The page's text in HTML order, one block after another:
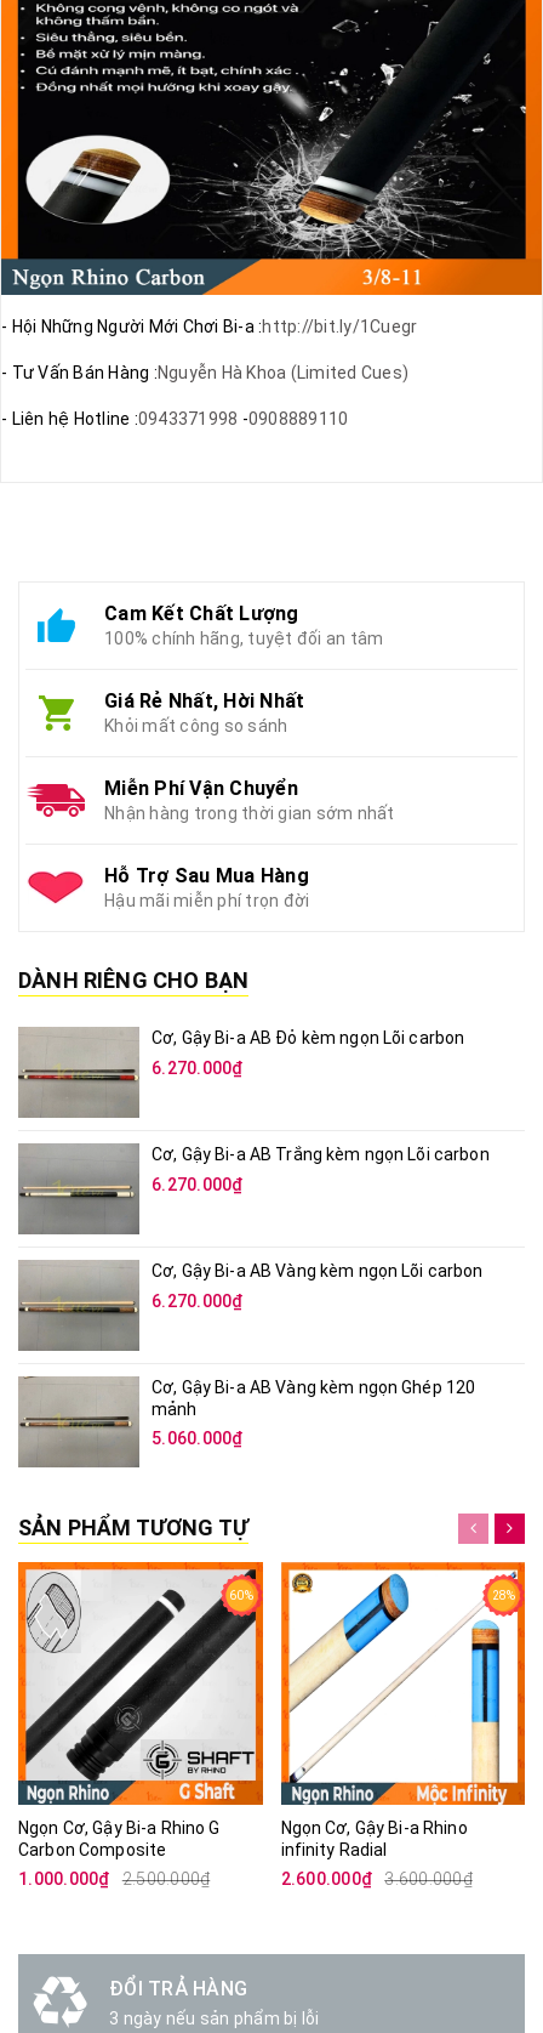
- Hội Những Người Mới Chơi Bi-a :http://bit.ly/1Cuegr
- Tư Vấn Bán Hàng :Nguyễn Hà Khoa (Limited Cues)
- Liên hệ Hotline :0943371998 -0908889110
Cam Kết Chất Lượng
100% chính hãng, tuyệt đối an tâm
Giá Rẻ Nhất, Hời Nhất
Khỏi mất công so sánh
Miễn Phí Vận Chuyển
Nhận hàng trong thời gian sớm nhất
Hỗ Trợ Sau Mua Hàng
Hậu mãi miễn phí trọn đời
DÀNH RIÊNG CHO BẠN
Cơ, Gậy Bi-a AB Đỏ kèm ngọn Lõi carbon
6.270.000₫
Cơ, Gậy Bi-a AB Trắng kèm ngọn Lõi carbon
6.270.000₫
Cơ, Gậy Bi-a AB Vàng kèm ngọn Lõi carbon
6.270.000₫
Cơ, Gậy Bi-a AB Vàng kèm ngọn Ghép 120
mảnh
5.060.000₫
SẢN PHẨM TƯƠNG TỰ
60%
Ngọn Cơ, Gậy Bi-a Rhino G
Carbon Composite
1.000.000₫
2.500.000₫
28%
Ngọn Cơ, Gậy Bi-a Rhino
infinity Radial
2.600.000₫
3.600.000₫
ĐỔI TRẢ HÀNG
3 ngày nếu sản phẩm bị lỗi